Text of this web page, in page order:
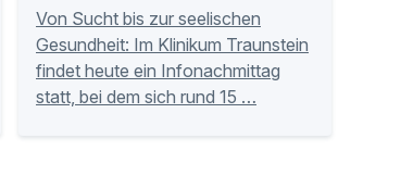
Von Sucht bis zur seelischen
Gesundheit: Im Klinikum Traunstein
findet heute ein Infonachmittag
statt, bei dem sich rund 15 …